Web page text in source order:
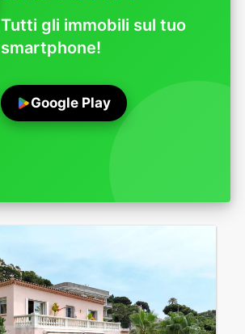
Tutti gli immobili sul tuo
smartphone!
Google Play